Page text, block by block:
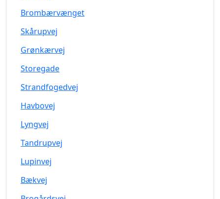
Brombærvænget
Skårupvej
Grønkærvej
Storegade
Strandfogedvej
Havbovej
Lyngvej
Tandrupvej
Lupinvej
Bækvej